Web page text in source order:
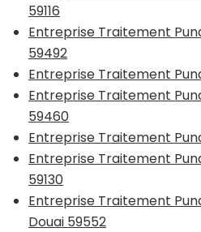
59116
Entreprise Traitement
59492
Entreprise Traitement
Entreprise Traitement
59460
Entreprise Traitement
Entreprise Traitement
59130
Entreprise Traitement
Douai 59552